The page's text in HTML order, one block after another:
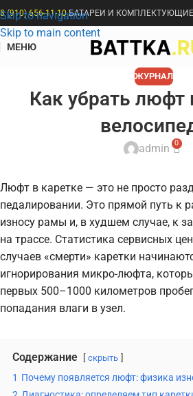
Skip to navigation
Skip to main content
8 (910) 656-11-10БАТАРЕИ И КОМПЛЕКТУЮЩИЕ
МЕНЮ
ЖУРНАЛ
Как убрать люфт
admin 0
Люфт в каретке — это не просто
педалировании. Это прямой путь к
износу рамы и, в худшем случае, к
на трассе. Статистика сервисных
случаев «смерти» каретки
игнорирования микро-люфта,
первых 500–1000 километров
попадания влаги в узел.
Содержание скрыть
1 Почему появляется люфт: физика